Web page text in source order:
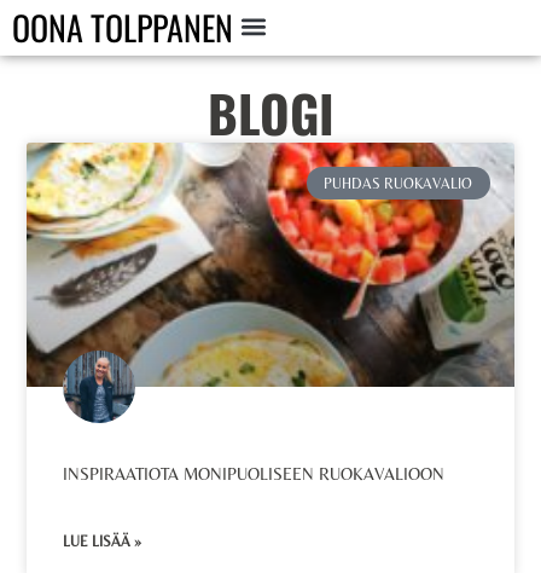
OONA TOLPPANEN
BLOGI
PUHDAS RUOKAVALIO
INSPIRAATIOTA MONIPUOLISEEN RUOKAVALIOON
LUE LISÄÄ »